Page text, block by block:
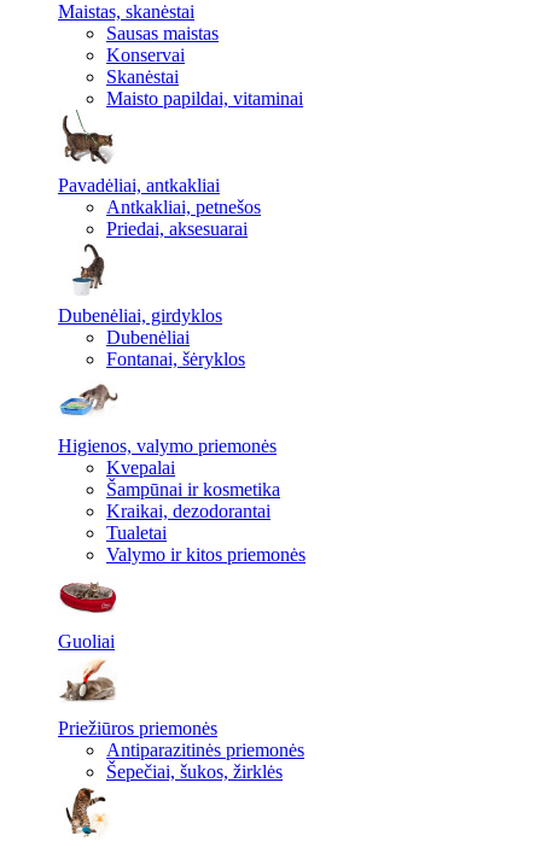
Maistas, skanėstai
Sausas maistas
Konservai
Skanėstai
Maisto papildai, vitaminai
Pavadėliai, antkakliai
Antkakliai, petnešos
Priedai, aksesuarai
Dubenėliai, girdyklos
Dubenėliai
Fontanai, šėryklos
Higienos, valymo priemonės
Kvepalai
Šampūnai ir kosmetika
Kraikai, dezodorantai
Tualetai
Valymo ir kitos priemonės
Guoliai
Priežiūros priemonės
Antiparazitinės priemonės
Šepečiai, šukos, žirklės